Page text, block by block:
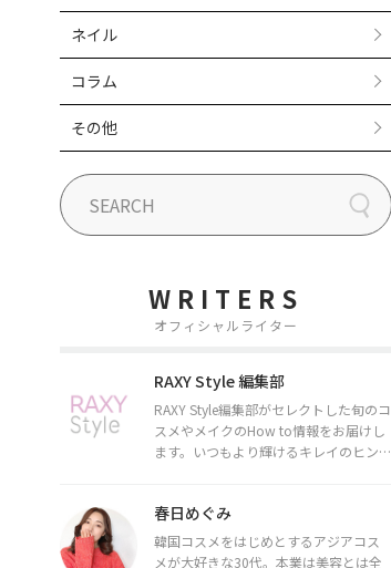
ネイル
コラム
その他
WRITERS
オフィシャルライター
RAXY Style 編集部
RAXY Style編集部がセレクトした旬のコ
スメやメイクのHow to情報をお届けし
ます。いつもより輝けるキレイのヒント
春日めぐみ
韓国コスメをはじめとするアジアコス
メが大好きな30代。本業は美容とは全